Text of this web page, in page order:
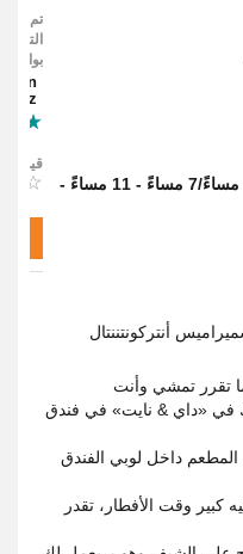
تم
التقييم
Lutz
قيم
تقرر تمشي وأنت
في «داي & نايت» في فندق
داخل لوبي الفندق
كبير وقت الأفطار، تقدر